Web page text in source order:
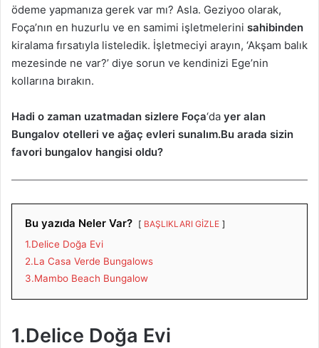
ödeme yapmanıza gerek var mı? Asla. Geziyoo olarak,
Foça’nın en huzurlu ve en samimi işletmelerini sahibinden
kiralama fırsatıyla listeledik. İşletmeciyi arayın, ‘Akşam balık
mezesinde ne var?’ diye sorun ve kendinizi Ege’nin
kollarına bırakın.
Hadi o zaman uzatmadan sizlere Foça‘da yer alan
Bungalov otelleri ve ağaç evleri sunalım.Bu arada sizin
favori bungalov hangisi oldu?
Bu yazıda Neler Var? BAŞLIKLARI GİZLE
1.Delice Doğa Evi
2.La Casa Verde Bungalows
3.Mambo Beach Bungalow
1.Delice Doğa Evi